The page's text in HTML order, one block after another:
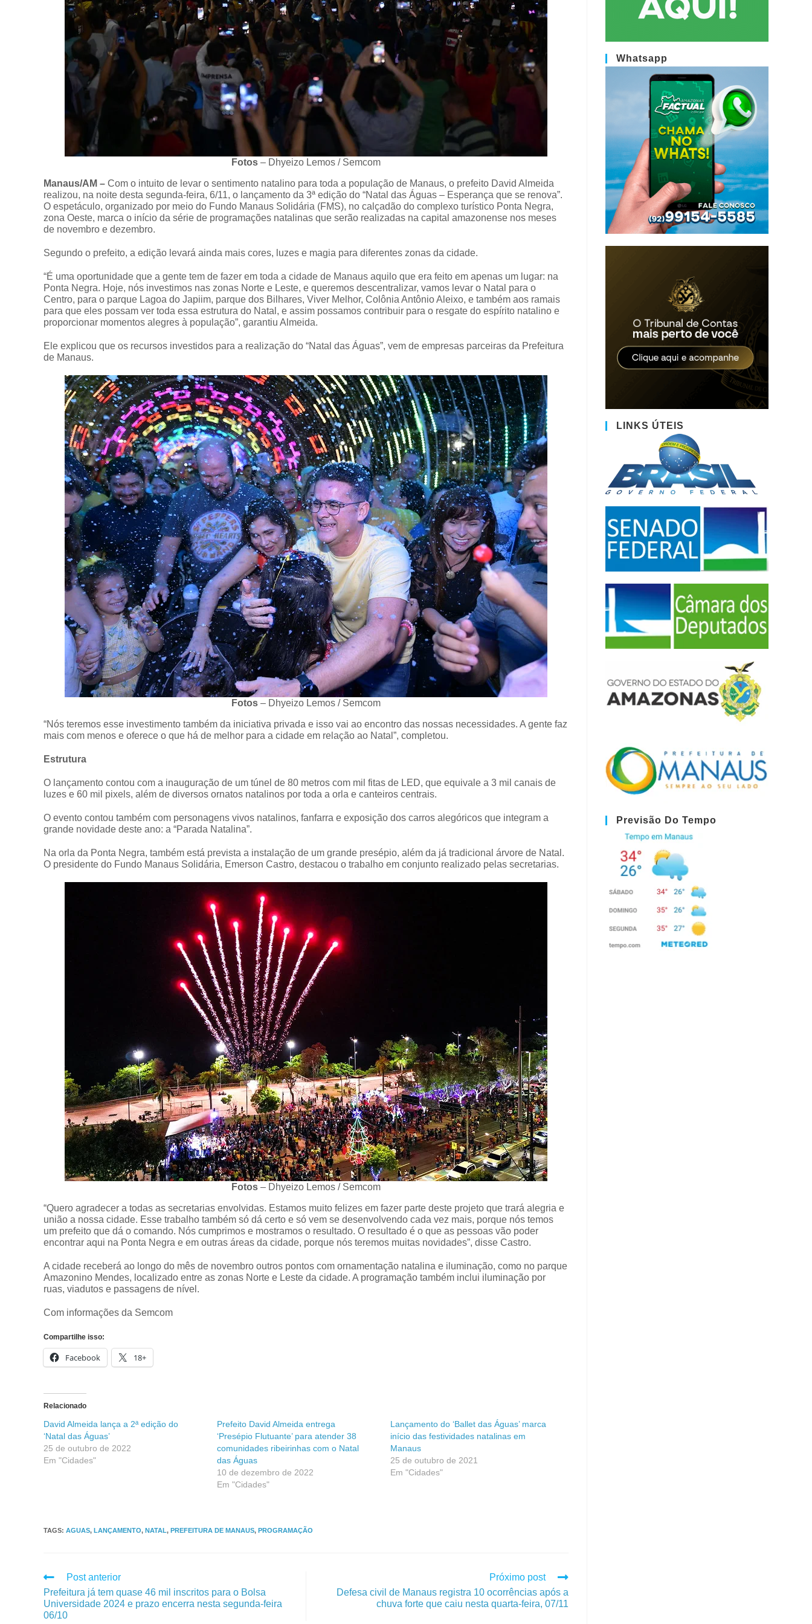
Fotos – Dhyeizo Lemos / Semcom
Manaus/AM – Com o intuito de levar o sentimento natalino para toda a população de Manaus, o prefeito David Almeida
realizou, na noite desta segunda-feira, 6/11, o lançamento da 3ª edição do “Natal das Águas – Esperança que se renova”.
O espetáculo, organizado por meio do Fundo Manaus Solidária (FMS), no calçadão do complexo turístico Ponta Negra,
zona Oeste, marca o início da série de programações natalinas que serão realizadas na capital amazonense nos meses
de novembro e dezembro.
Segundo o prefeito, a edição levará ainda mais cores, luzes e magia para diferentes zonas da cidade.
“É uma oportunidade que a gente tem de fazer em toda a cidade de Manaus aquilo que era feito em apenas um lugar: na
Ponta Negra. Hoje, nós investimos nas zonas Norte e Leste, e queremos descentralizar, vamos levar o Natal para o
Centro, para o parque Lagoa do Japiim, parque dos Bilhares, Viver Melhor, Colônia Antônio Aleixo, e também aos ramais
para que eles possam ver toda essa estrutura do Natal, e assim possamos contribuir para o resgate do espírito natalino e
proporcionar momentos alegres à população”, garantiu Almeida.
Ele explicou que os recursos investidos para a realização do “Natal das Águas”, vem de empresas parceiras da Prefeitura
de Manaus.
Fotos – Dhyeizo Lemos / Semcom
“Nós teremos esse investimento também da iniciativa privada e isso vai ao encontro das nossas necessidades. A gente faz
mais com menos e oferece o que há de melhor para a cidade em relação ao Natal”, completou.
Estrutura
O lançamento contou com a inauguração de um túnel de 80 metros com mil fitas de LED, que equivale a 3 mil canais de
luzes e 60 mil pixels, além de diversos ornatos natalinos por toda a orla e canteiros centrais.
O evento contou também com personagens vivos natalinos, fanfarra e exposição dos carros alegóricos que integram a
grande novidade deste ano: a “Parada Natalina”.
Na orla da Ponta Negra, também está prevista a instalação de um grande presépio, além da já tradicional árvore de Natal.
O presidente do Fundo Manaus Solidária, Emerson Castro, destacou o trabalho em conjunto realizado pelas secretarias.
Fotos – Dhyeizo Lemos / Semcom
“Quero agradecer a todas as secretarias envolvidas. Estamos muito felizes em fazer parte deste projeto que trará alegria e
união a nossa cidade. Esse trabalho também só dá certo e só vem se desenvolvendo cada vez mais, porque nós temos
um prefeito que dá o comando. Nós cumprimos e mostramos o resultado. O resultado é o que as pessoas vão poder
encontrar aqui na Ponta Negra e em outras áreas da cidade, porque nós teremos muitas novidades”, disse Castro.
A cidade receberá ao longo do mês de novembro outros pontos com ornamentação natalina e iluminação, como no parque
Amazonino Mendes, localizado entre as zonas Norte e Leste da cidade. A programação também inclui iluminação por
ruas, viadutos e passagens de nível.
Com informações da Semcom
Compartilhe isso:
Facebook 18+
Relacionado
David Almeida lança a 2ª edição do
‘Natal das Águas’
25 de outubro de 2022
Em "Cidades"
Prefeito David Almeida entrega
‘Presépio Flutuante’ para atender 38
comunidades ribeirinhas com o Natal
das Águas
10 de dezembro de 2022
Em "Cidades"
Lançamento do ‘Ballet das Águas’ marca
início das festividades natalinas em
Manaus
25 de outubro de 2021
Em "Cidades"
TAGS: AGUAS, LANÇAMENTO, NATAL, PREFEITURA DE MANAUS, PROGRAMAÇÃO
Post anterior
Prefeitura já tem quase 46 mil inscritos para o Bolsa
Universidade 2024 e prazo encerra nesta segunda-feira
06/10
Próximo post
Defesa civil de Manaus registra 10 ocorrências após a
chuva forte que caiu nesta quarta-feira, 07/11
Whatsapp
LINKS ÚTEIS
Previsão Do Tempo